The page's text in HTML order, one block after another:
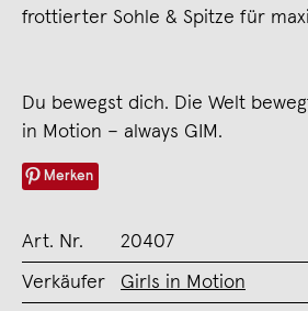
frottierter Sohle & Spitze für
Du bewegst dich. Die Welt
in Motion – always GIM.
Merken
Art. Nr. 20407
Verkäufer Girls in Motion